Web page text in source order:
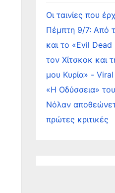
Οι ταινίες που
Πέμπτη 9/7: Από
και το «Evil Dead
τον Χίτσκοκ και
μου Κυρία» -
«Η Οδύσσεια»
Νόλαν
πρώτες κριτικές